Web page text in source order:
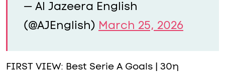
— Al Jazeera English
(@AJEnglish) March 25, 2026
FIRST VIEW: Best Serie A Goals | 30η